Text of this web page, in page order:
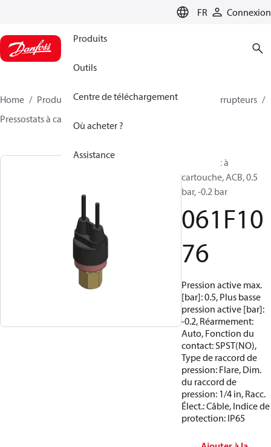
FR Connexion
Produits
Outils
Centre de téléchargement
Où acheter ?
Assistance
Home Produits Climate Solutions - cooling
Interrupteurs
Pressostats à cartouche
Pressostat à
cartouche, ACB, 0.5
bar, -0.2 bar
061F10
76
Pression active max.
[bar]: 0.5, Plus basse
pression active [bar]:
-0.2, Réarmement:
Auto, Fonction du
contact: SPST(NO),
Type de raccord de
pression: Flare, Dim.
du raccord de
pression: 1/4 in, Racc.
Élect.: Câble, Indice de
protection: IP65